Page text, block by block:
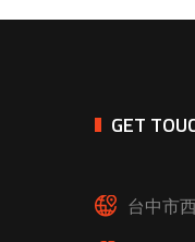
GET
台中市